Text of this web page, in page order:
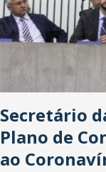
Secretário
Plano de
ao